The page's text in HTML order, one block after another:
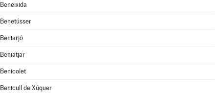
Beneixida
Benetússer
Beniarjó
Beniatjar
Benicolet
Benicull de Xúquer